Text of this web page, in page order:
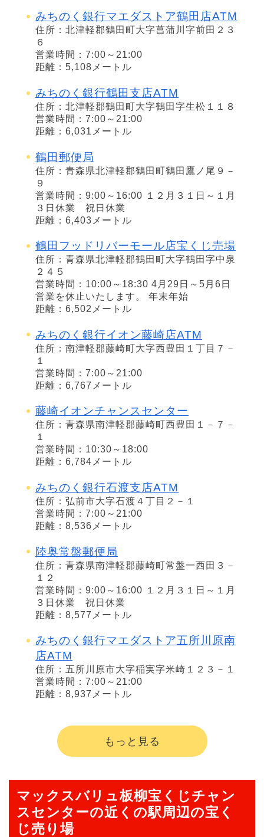
みちのく銀行マエダストア鶴田店ATM
住所：北津軽郡鶴田町大字菖蒲川字前田２３
６
営業時間：7:00～21:00
距離：5,108メートル
みちのく銀行鶴田支店ATM
住所：北津軽郡鶴田町大字鶴田字生松１１８
営業時間：7:00～21:00
距離：6,031メートル
鶴田郵便局
住所：青森県北津軽郡鶴田町鶴田鷹ノ尾９－
９
営業時間：9:00～16:00 １２月３１日～１月
３日休業 祝日休業
距離：6,403メートル
鶴田フッドリバーモール店宝くじ売場
住所：青森県北津軽郡鶴田町大字鶴田字中泉
２４５
営業時間：10:00～18:30 4月29日～5月6日
営業を休止いたします。 年末年始
距離：6,502メートル
みちのく銀行イオン藤崎店ATM
住所：南津軽郡藤崎町大字西豊田１丁目７－
１
営業時間：7:00～21:00
距離：6,767メートル
藤崎イオンチャンスセンター
住所：青森県南津軽郡藤崎町西豊田１－７－
１
営業時間：10:30～18:00
距離：6,784メートル
みちのく銀行石渡支店ATM
住所：弘前市大字石渡４丁目２－１
営業時間：7:00～21:00
距離：8,536メートル
陸奥常盤郵便局
住所：青森県南津軽郡藤崎町常盤一西田３－
１２
営業時間：9:00～16:00 １２月３１日～１月
３日休業 祝日休業
距離：8,577メートル
みちのく銀行マエダストア五所川原南
店ATM
住所：五所川原市大字稲実字米崎１２３－１
営業時間：7:00～21:00
距離：8,937メートル
もっと見る
マックスバリュ板柳宝くじチャン
スセンターの近くの駅周辺の宝く
じ売り場